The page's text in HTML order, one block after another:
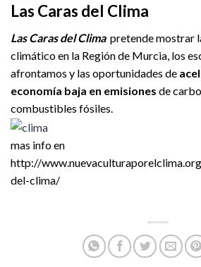
Las Caras del Clima
Las Caras del Clima pretende mostrar
climático en la Región de Murcia, los
afrontamos y las oportunidades de
economía baja en emisiones de
combustibles fósiles.
mas info en
http://
del-clima/